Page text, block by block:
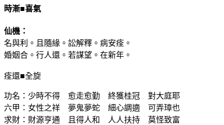
時漸■喜氣
仙機：
名與利。且隨緣。訟解釋。病安痊。
婚姻合。行人還。若謀望。在新年。
痊還■全旋
功名：少時不得 愈走愈勤 終獲桂冠 對大庭耶
六甲：女性之祥 夢鬼夢蛇 細心調適 可弄璋也
求財：財源亨通 且得人和 人人扶持 莫怪致富